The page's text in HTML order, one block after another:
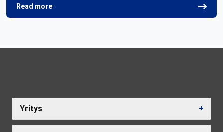
Read more
Yritys